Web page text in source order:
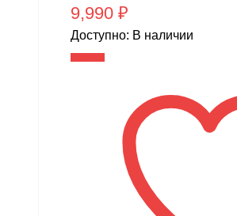
9,990 ₽
Доступно: В наличии